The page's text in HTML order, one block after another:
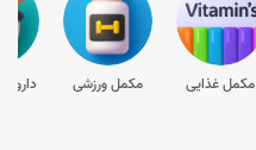
مکمل غذایی مکمل ورزشی